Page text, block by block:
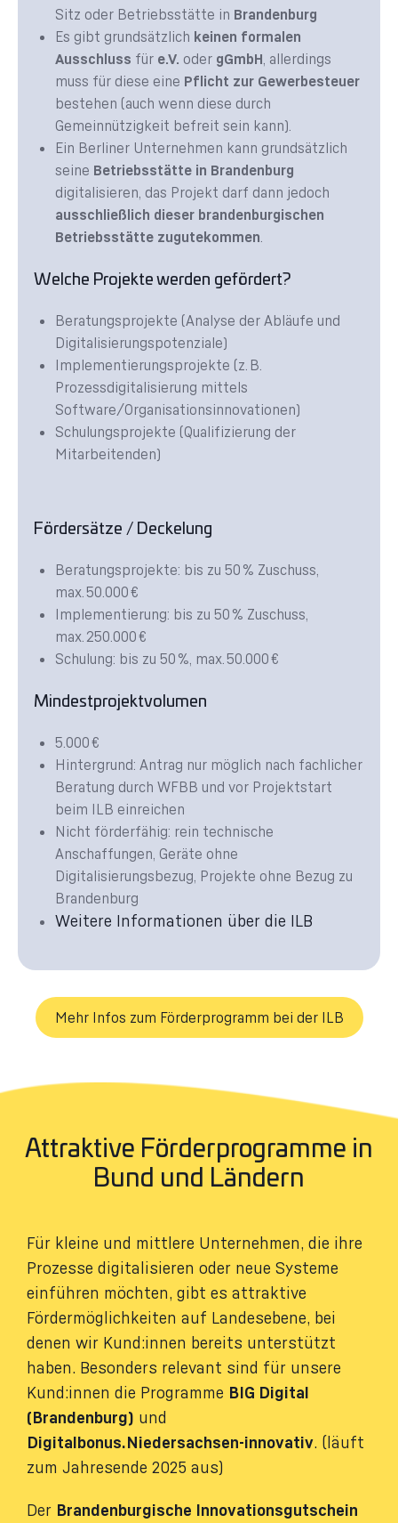
Sitz oder Betriebsstätte in Brandenburg
Es gibt grundsätzlich keinen formalen
Ausschluss für e.V. oder gGmbH , allerdings
muss für diese eine Pflicht zur Gewerbesteuer
bestehen (auch wenn diese durch
Gemeinnützigkeit befreit sein kann).
Ein Berliner Unternehmen kann grundsätzlich
seine Betriebsstätte in Brandenburg
digitalisieren, das Projekt darf dann jedoch
ausschließlich dieser brandenburgischen
Betriebsstätte zugutekommen
Welche Projekte werden gefördert?
Beratungsprojekte (Analyse der Abläufe und
Digitalisierungspotenziale)
Implementierungsprojekte (z. B.
Prozessdigitalisierung mittels
Software/Organisationsinnovationen)
Schulungsprojekte (Qualifizierung der
Mitarbeitenden)
Fördersätze / Deckelung
Beratungsprojekte: bis zu 50 % Zuschuss,
max. 50.000 €
Implementierung: bis zu 50 % Zuschuss,
max. 250.000 €
Schulung: bis zu 50 %, max. 50.000 €
Mindestprojektvolumen
5.000 €
Hintergrund: Antrag nur möglich nach fachlicher
Beratung durch WFBB und vor Projektstart
beim ILB einreichen
Nicht förderfähig: rein technische
Anschaffungen, Geräte ohne
Digitalisierungsbezug, Projekte ohne Bezug zu
Brandenburg
Weitere Informationen über die ILB
Mehr Infos zum Förderprogramm bei der ILB
Attraktive Förderprogramme in
Bund und Ländern​
Für kleine und mittlere Unternehmen, die ihre
Prozesse digitalisieren oder neue Systeme
einführen möchten, gibt es attraktive
Fördermöglichkeiten auf Landesebene, bei
denen wir Kund:innen bereits unterstützt
haben. Besonders relevant sind für unsere
Kund:innen die Programme BIG Digital
(Brandenburg) und
Digitalbonus.Niedersachsen-innovativ. (läuft
zum Jahresende 2025 aus)
Der Brandenburgische Innovationsgutschein